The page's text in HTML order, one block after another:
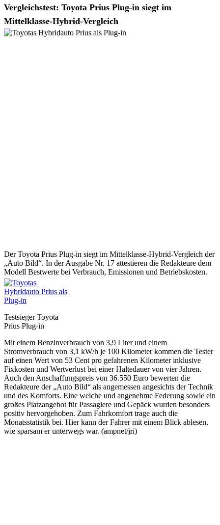
Vergleichstest: Toyota Prius Plug-in siegt im
Mittelklasse-Hybrid-Vergleich
Der Toyota Prius Plug-in siegt im Mittelklasse-Hybrid-Vergleich der
„Auto Bild“. In der Ausgabe Nr. 17 attestieren die Redakteure dem
Modell Bestwerte bei Verbrauch, Emissionen und Betriebskosten.
Testsieger Toyota
Prius Plug-in
Mit einem Benzinverbrauch von 3,9 Liter und einem
Stromverbrauch von 3,1 kW/h je 100 Kilometer kommen die Tester
auf einen Wert von 53 Cent pro gefahrenen Kilometer inklusive
Fixkosten und Wertverlust bei einer Haltedauer von vier Jahren.
Auch den Anschaffungspreis von 36.550 Euro bewerten die
Redakteure der „Auto Bild“ als angemessen angesichts der Technik
und des Komforts. Eine weiche und angenehme Federung sowie ein
großes Platzangebot für Passagiere und Gepäck wurden besonders
positiv hervorgehoben. Zum Fahrkomfort trage auch die
Monatsstatistik bei. Hier kann der Fahrer mit einem Blick ablesen,
wie sparsam er unterwegs war. (ampnet/jri)